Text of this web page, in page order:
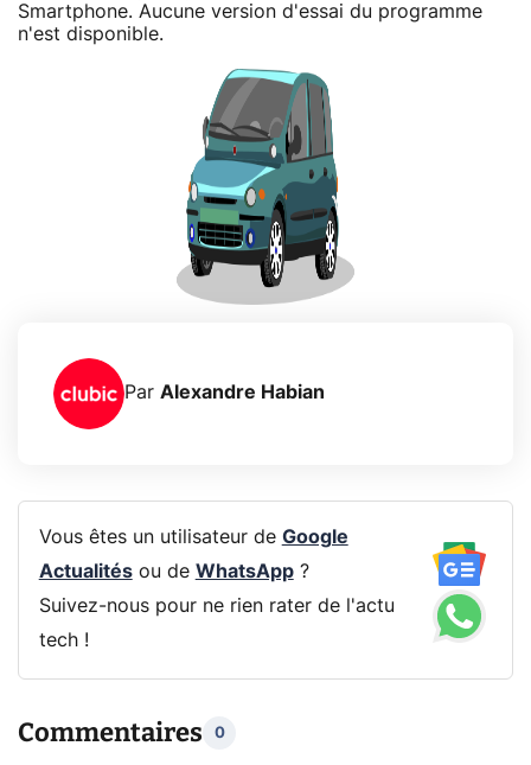
Smartphone. Aucune version d'essai du programme
n'est disponible.
Par Alexandre Habian
Vous êtes un utilisateur de Google
Actualitésou de WhatsApp?
Suivez-nous pour ne rien rater de l'actu
tech !
Commentaires 0